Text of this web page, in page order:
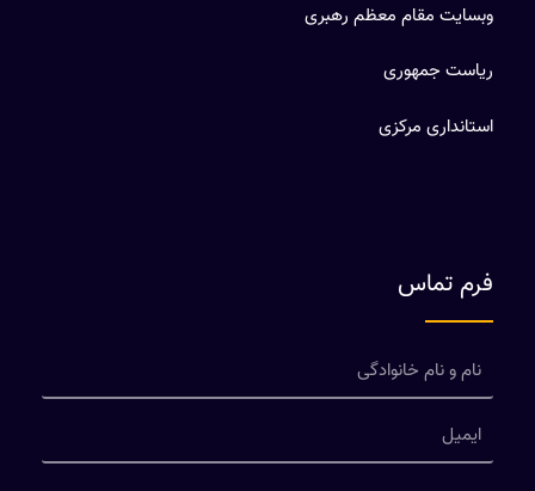
وبسایت مقام معظم رهبری
ریاست جمهوری
استانداری مرکزی
فرم تماس